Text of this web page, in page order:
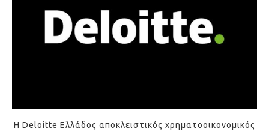
Η Deloitte Ελλάδος αποκλειστικός χρηματοοικονομικός